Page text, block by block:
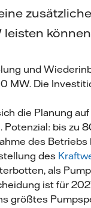
zusätzliche
und
MW. Die
die Planung
bis zu
des
des
als
ist für
größtes